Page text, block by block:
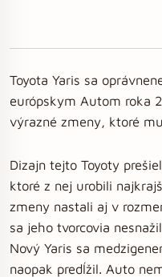
Toyota Yaris sa
európskym Autom roka
výrazné zmeny, ktoré
Dizajn tejto Toyoty
ktoré z nej urobili
zmeny nastali aj v
sa jeho tvorcovia
Nový Yaris sa
naopak predĺžil. Auto